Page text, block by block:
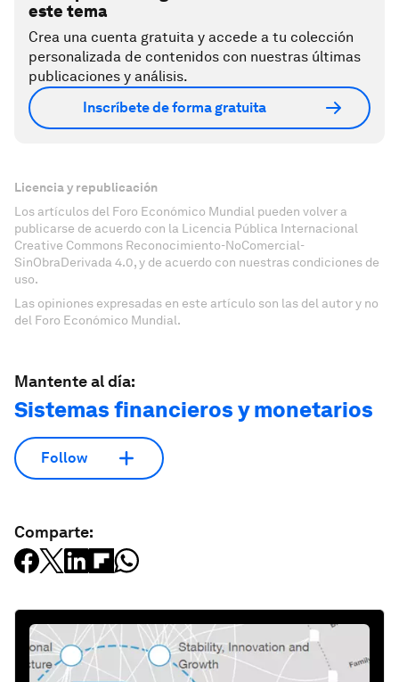
este tema
Crea una cuenta gratuita y accede a tu colección
personalizada de contenidos con nuestras últimas
publicaciones y análisis.
Inscríbete de forma gratuita
Licencia y republicación
Los artículos del Foro Económico Mundial pueden volver a
publicarse de acuerdo con la Licencia Pública Internacional
Creative Commons Reconocimiento-NoComercial-
SinObraDerivada 4.0, y de acuerdo con nuestras condiciones de
uso.
Las opiniones expresadas en este artículo son las del autor y no
del Foro Económico Mundial.
Mantente al día:
Sistemas financieros y monetarios
Follow
Comparte: